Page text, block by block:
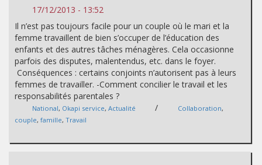
17/12/2013 - 13:52
Il n’est pas toujours facile pour un couple où le mari et la
femme travaillent de bien s’occuper de l’éducation des
enfants et des autres tâches ménagères. Cela occasionne
parfois des disputes, malentendus, etc. dans le foyer.
Conséquences : certains conjoints n’autorisent pas à leurs
femmes de travailler. -Comment concilier le travail et les
responsabilités parentales ?
National, Okapi service, Actualité / Collaboration,
couple, famille, Travail